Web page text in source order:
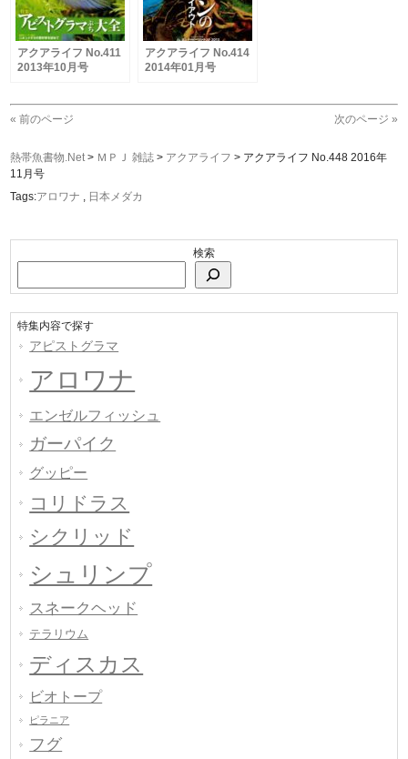
アクアライフ No.411
2013年10月号
アクアライフ No.414
2014年01月号
« 前のページ 次のページ »
熱帯魚書物.Net> ＭＰＪ 雑誌 > アクアライフ > アクアライフ No.448 2016年
11月号
Tags:アロワナ , 日本メダカ
検索
特集内容で探す
アピストグラマ
アロワナ
エンゼルフィッシュ
ガーパイク
グッピー
コリドラス
シクリッド
シュリンプ
スネークヘッド
テラリウム
ディスカス
ビオトープ
ピラニア
フグ